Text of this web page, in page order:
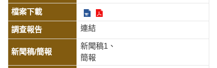
連結
新聞稿1
簡報